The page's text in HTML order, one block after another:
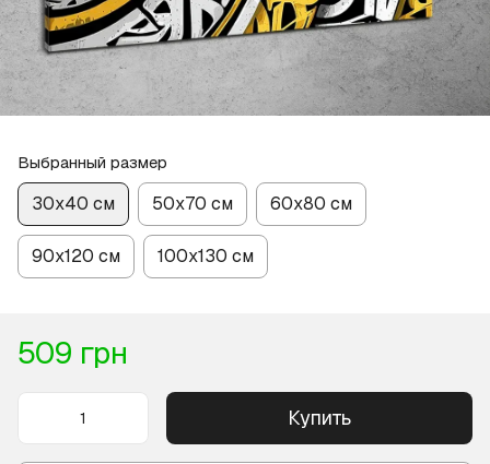
Выбранный размер
30х40 см 50х70 см 60х80 см
90х120 см 100х130 см
509 грн
Купить